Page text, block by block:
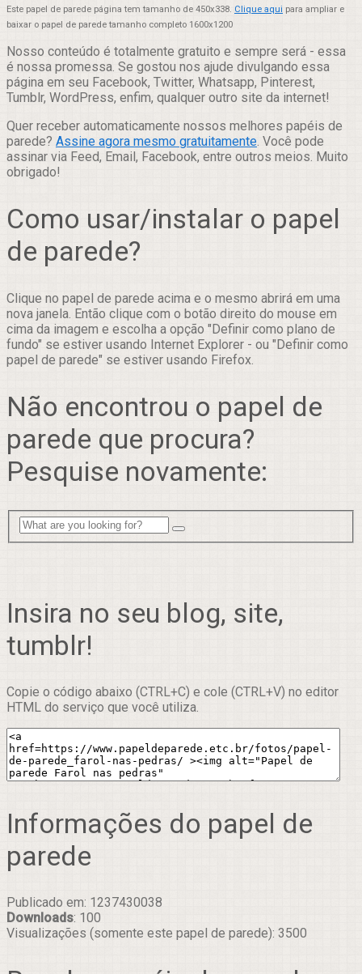
Este papel de parede página tem tamanho de 450x338. Clique aqui para ampliar e
baixar o papel de parede tamanho completo 1600x1200
Nosso conteúdo é totalmente gratuito e sempre será - essa
é nossa promessa. Se gostou nos ajude divulgando essa
página em seu Facebook, Twitter, Whatsapp, Pinterest,
Tumblr, WordPress, enfim, qualquer outro site da internet!
Quer receber automaticamente nossos melhores papéis de
parede? Assine agora mesmo gratuitamente. Você pode
assinar via Feed, Email, Facebook, entre outros meios. Muito
obrigado!
Como usar/instalar o papel
de parede?
Clique no papel de parede acima e o mesmo abrirá em uma
nova janela. Então clique com o botão direito do mouse em
cima da imagem e escolha a opção "Definir como plano de
fundo" se estiver usando Internet Explorer - ou "Definir como
papel de parede" se estiver usando Firefox.
Não encontrou o papel de
parede que procura?
Pesquise novamente:
Insira no seu blog, site,
tumblr!
Copie o código abaixo (CTRL+C) e cole (CTRL+V) no editor
HTML do serviço que você utiliza.
Informações do papel de
parede
Publicado em: 1237430038
Downloads: 100
Visualizações (somente este papel de parede): 3500